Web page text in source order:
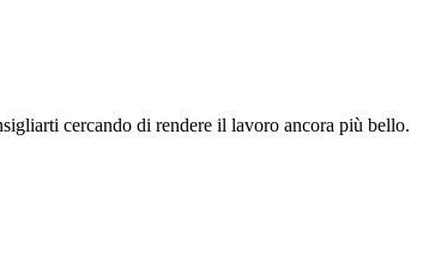
cercando di rendere il lavoro ancora più bello.